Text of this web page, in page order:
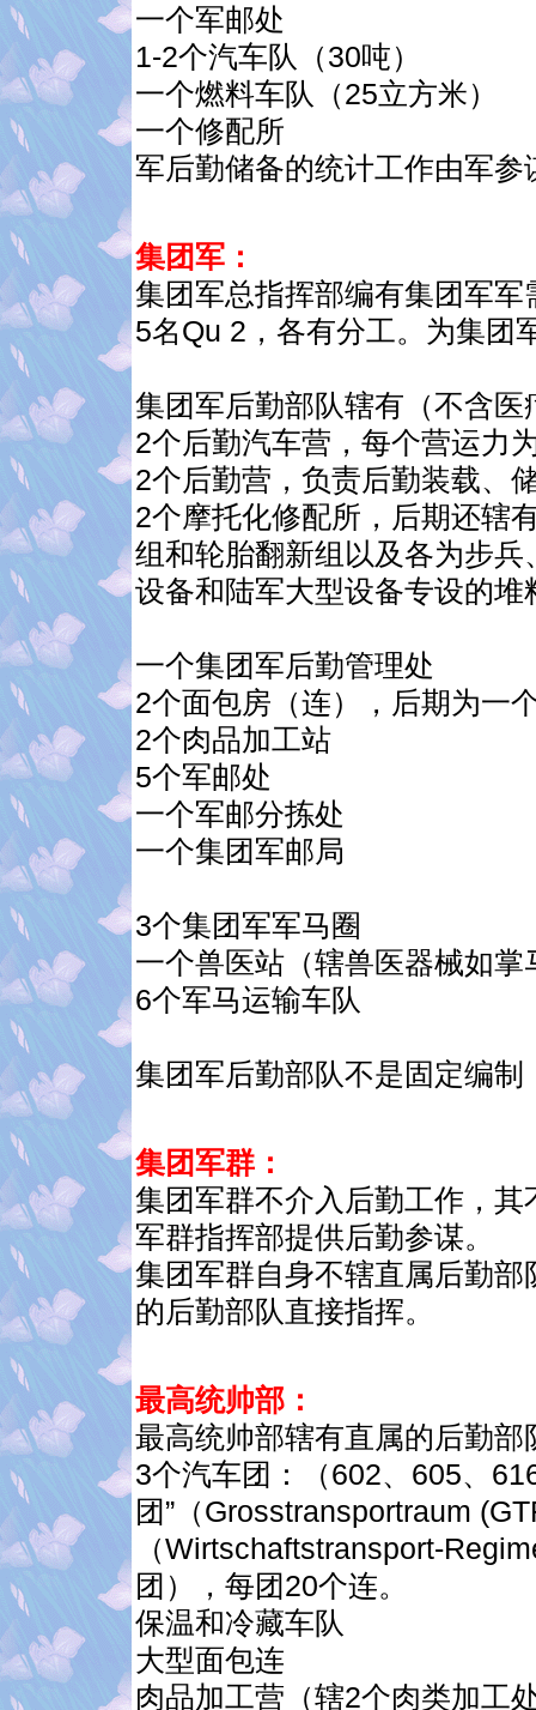
一个军邮处
1-2个汽车队（30吨）
一个燃料车队（25立方米）
一个修配所
军后勤储备的统计工作由军
集团军：
集团军总指挥部编有集团军
5名Qu 2，各有分工。为集团
集团军后勤部队辖有（不含医
2个后勤汽车营，每个营运力
2个后勤营，负责后勤装载、
2个摩托化修配所，后期还辖
组和轮胎翻新组以及各为步
设备和陆军大型设备专设的堆
一个集团军后勤管理处
2个面包房（连），后期为一
2个肉品加工站
5个军邮处
一个军邮分拣处
一个集团军邮局
3个集团军军马圈
一个兽医站（辖兽医器械如掌
6个军马运输车队
集团军后勤部队不是固定编
集团军群：
集团军群不介入后勤工作，
军群指挥部提供后勤参谋。
集团军群自身不辖直属后勤
的后勤部队直接指挥。
最高统帅部：
最高统帅部辖有直属的后勤
3个汽车团：（602、605、
团”（Grosstransportraum
（Wirtschaftstransport-
团），每团20个连。
保温和冷藏车队
大型面包连
肉品加工营（辖2个肉类加工